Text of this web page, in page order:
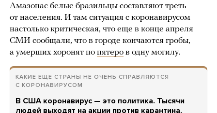
Амазонас белые бразильцы составляют треть
от населения. И там ситуация с коронавирусом
настолько критическая, что еще в конце апреля
СМИ сообщали, что в городе кончаются гробы,
а умерших хоронят по пятеро в одну могилу.
КАКИЕ ЕЩЕ СТРАНЫ НЕ ОЧЕНЬ СПРАВЛЯЮТСЯ
С КОРОНАВИРУСОМ
В США коронавирус — это политика. Тысячи
людей выходят на акции против карантина,